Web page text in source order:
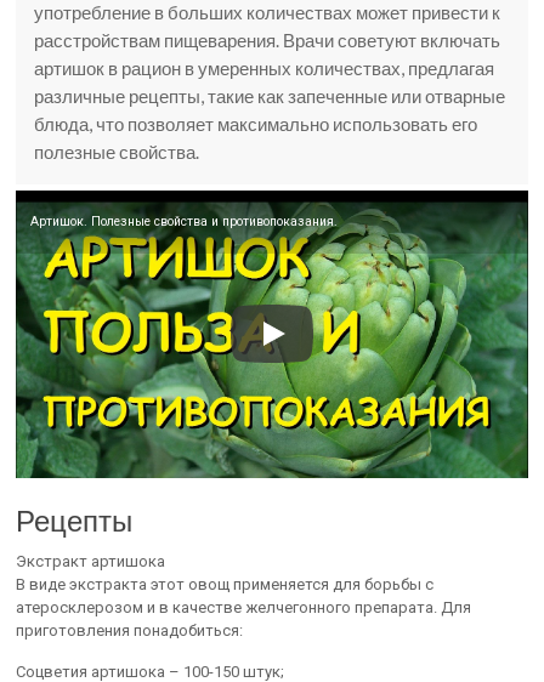
употребление в больших количествах может привести к
расстройствам пищеварения. Врачи советуют включать
артишок в рацион в умеренных количествах, предлагая
различные рецепты, такие как запеченные или отварные
блюда, что позволяет максимально использовать его
полезные свойства.
Артишок. Полезные свойства и противопоказания.
Рецепты
Экстракт артишока
В виде экстракта этот овощ применяется для борьбы с
атеросклерозом и в качестве желчегонного препарата. Для
приготовления понадобиться:
Соцветия артишока – 100-150 штук;